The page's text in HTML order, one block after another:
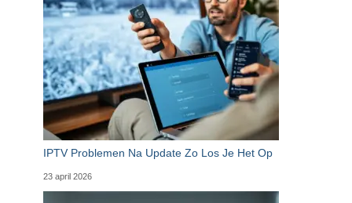
IPTV Problemen Na Update Zo Los Je Het Op
23 april 2026